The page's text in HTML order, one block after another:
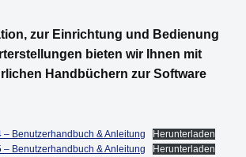
zur Einrichtung und Bedienung
bieten wir Ihnen mit
Handbüchern zur Software
– Benutzerhandbuch & Anleitung
Herunterladen
– Benutzerhandbuch & Anleitung
Herunterladen